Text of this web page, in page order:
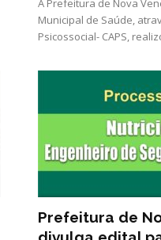
A Prefeitura de Nova
Municipal de Saúde,
Psicossocial- CAPS,
Prefeitura de